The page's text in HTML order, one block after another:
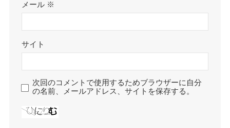
メール ※
サイト
次回のコメントで使用するためブラウザーに自分
の名前、メールアドレス、サイトを保存する。